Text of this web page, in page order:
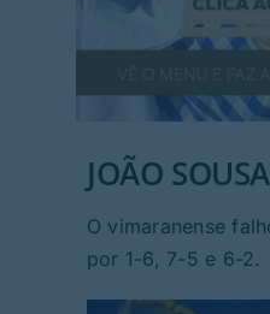
JOÃO
O vimaranense
por 1-6, 7-5 e 6-2.